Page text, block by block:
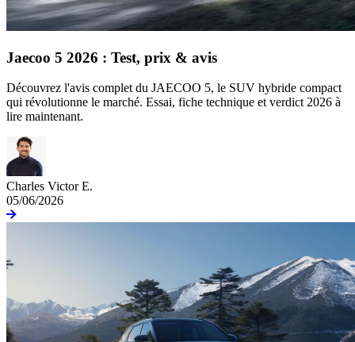
Jaecoo 5 2026 : Test, prix & avis
Découvrez l'avis complet du JAECOO 5, le SUV hybride compact
qui révolutionne le marché. Essai, fiche technique et verdict 2026 à
lire maintenant.
Charles Victor E.
05/06/2026